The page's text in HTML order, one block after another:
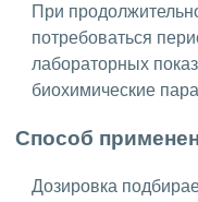
При
потребоваться
лабораторных
биохимические
Способ
Дозировка